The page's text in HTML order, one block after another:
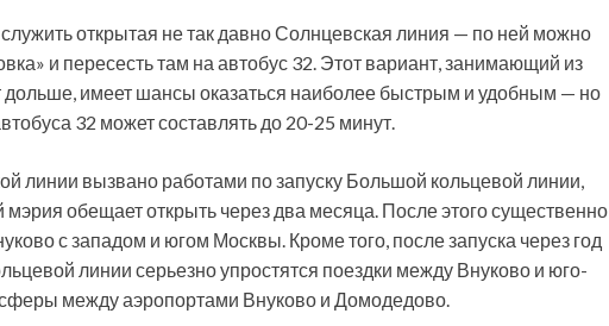
открытая не так давно Солнцевская линия — по ней можно
и пересесть там на автобус 32. Этот вариант, занимающий из
дольше, имеет шансы оказаться наиболее быстрым и удобным — но
32 может составлять до 20-25 минут.
линии вызвано работами по запуску Большой кольцевой линии,
мэрия обещает открыть через два месяца. После этого существенно
с западом и югом Москвы. Кроме того, после запуска через год
линии серьезно упростятся поездки между Внуково и юго-
между аэропортами Внуково и Домодедово.